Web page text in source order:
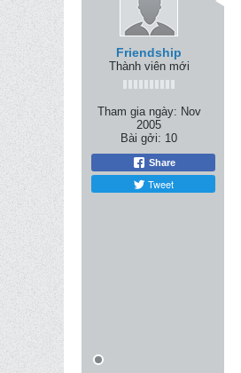
Friendship
Thành viên mới
Tham gia ngày: Nov
2005
Bài gởi: 10
Share
Tweet